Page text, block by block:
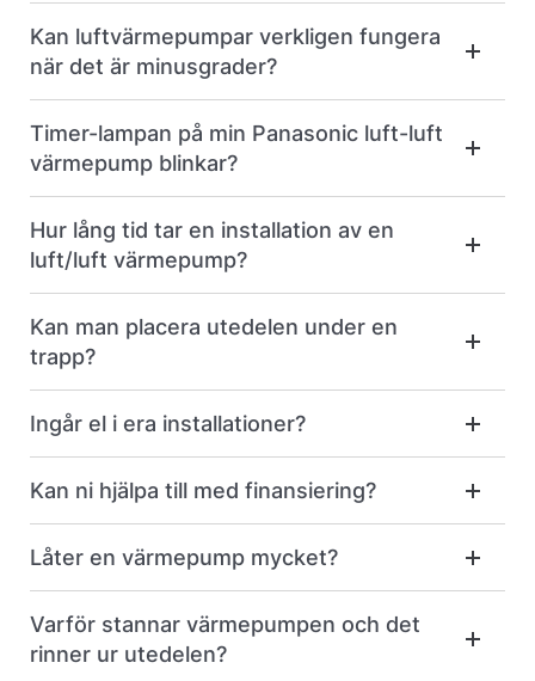
Kan luftvärmepumpar verkligen fungera
när det är minusgrader?
Timer-lampan på min Panasonic luft-luft
värmepump blinkar?
Hur lång tid tar en installation av en
luft/luft värmepump?
Kan man placera utedelen under en
trapp?
Ingår el i era installationer?
Kan ni hjälpa till med finansiering?
Låter en värmepump mycket?
Varför stannar värmepumpen och det
rinner ur utedelen?